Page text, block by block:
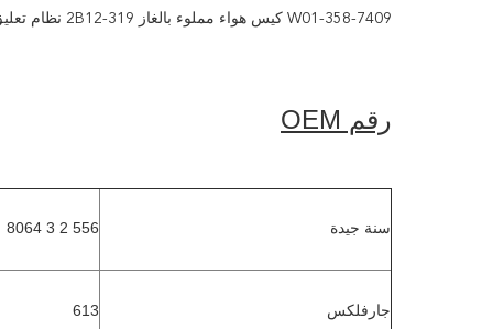
W01-358-7409 كيس هواء مملوء بالغاز 2B12-319 نظام تعليق هوائي بنابض مطاطي / أجزاء شاحنة مزدوجة ملتوية
رقم OEM
سنة جيدة 556 2 3 8064
جارفلكس 613